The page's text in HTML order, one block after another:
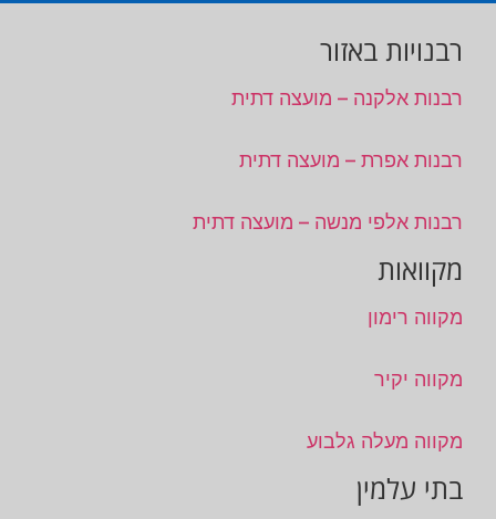
רבנויות באזור
רבנות אלקנה – מועצה דתית
רבנות אפרת – מועצה דתית
רבנות אלפי מנשה – מועצה דתית
מקוואות
מקווה רימון
מקווה יקיר
מקווה מעלה גלבוע
בתי עלמין